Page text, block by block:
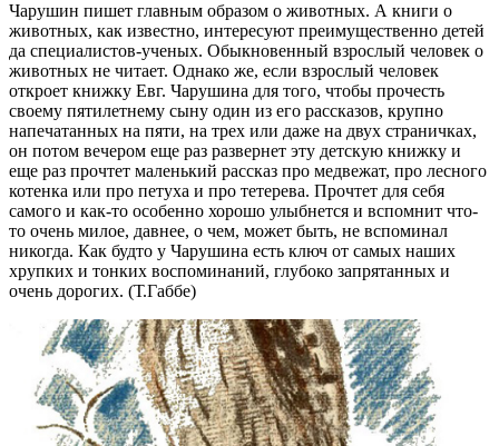
Чарушин пишет главным образом о животных. А книги о
животных, как известно, интересуют преимущественно детей
да специалистов-ученых. Обыкновенный взрослый человек о
животных не читает. Однако же, если взрослый человек
откроет книжку Евг. Чарушина для того, чтобы прочесть
своему пятилетнему сыну один из его рассказов, крупно
напечатанных на пяти, на трех или даже на двух страничках,
он потом вечером еще раз развернет эту детскую книжку и
еще раз прочтет маленький рассказ про медвежат, про лесного
котенка или про петуха и про тетерева. Прочтет для себя
самого и как-то особенно хорошо улыбнется и вспомнит что-
то очень милое, давнее, о чем, может быть, не вспоминал
никогда. Как будто у Чарушина есть ключ от самых наших
хрупких и тонких воспоминаний, глубоко запрятанных и
очень дорогих. (Т.Габбе)